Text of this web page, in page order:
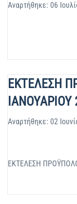
Αναρτήθηκε: 06
ΕΚΤΕΛΕΣΗ
ΙΑΝΟΥΑΡΙΟΥ
Αναρτήθηκε: 02
ΕΚΤΕΛΕΣΗ